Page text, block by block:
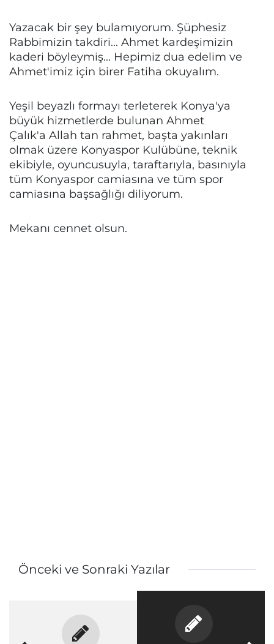
Yazacak bir şey bulamıyorum. Şüphesiz
Rabbimizin takdiri... Ahmet kardeşimizin
kaderi böyleymiş... Hepimiz dua edelim ve
Ahmet'imiz için birer Fatiha okuyalım.
Yeşil beyazlı formayı terleterek Konya'ya
büyük hizmetlerde bulunan Ahmet
Çalık'a Allah tan rahmet, başta yakınları
olmak üzere Konyaspor Kulübüne, teknik
ekibiyle, oyuncusuyla, taraftarıyla, basınıyla
tüm Konyaspor camiasına ve tüm spor
camiasına başsağlığı diliyorum.
Mekanı cennet olsun.
Önceki ve Sonraki Yazılar